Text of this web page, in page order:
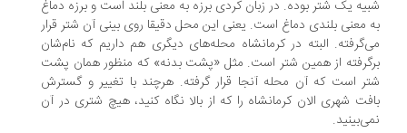
یک شتر بوده. در زبان کُردی برزه به معنی بلند است و برزه دماغ
معنی بلندی دماغ است. یعنی این محل دقیقا روی بینی آن شتر قرار
البته در کرمانشاه محله‌های دیگری هم داریم که نام‌شان
از همین شتر است. مثل «پشت بدنه» که منظور همان پشت
است که آن محله آنجا قرار گرفته. هرچند با تغییر و گسترش
شهری الان کرمانشاه را که از بالا نگاه کنید، هیچ شتری در آن